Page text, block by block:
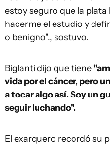
estoy seguro que la plata
hacerme el estudio y
o benigno"., sostuvo.
Biglanti dijo que tiene "
vida por el cáncer, pero
a tocar algo así. Soy un
seguir luchando".
El exarquero recordó su